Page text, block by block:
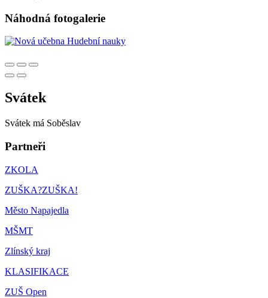
Náhodná fotogalerie
Svátek
Svátek má Soběslav
Partneři
ZKOLA
ZUŠKA?ZUŠKA!
Město Napajedla
MŠMT
Zlínský kraj
KLASIFIKACE
ZUŠ Open